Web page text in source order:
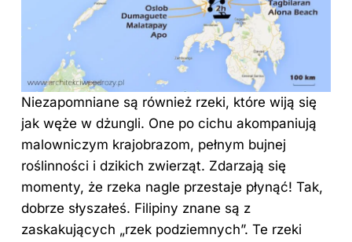
Niezapomniane są również rzeki, które wiją się
jak węże w dżungli. One po cichu akompaniują
malowniczym krajobrazom, pełnym bujnej
roślinności i dzikich zwierząt. Zdarzają się
momenty, że rzeka nagle przestaje płynąć! Tak,
dobrze słyszałeś. Filipiny znane są z
zaskakujących „rzek podziemnych”. Te rzeki